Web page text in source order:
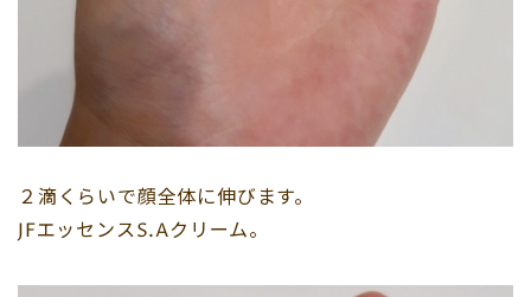
２滴くらいで顔全体に伸びます。
JFエッセンスS.Aクリーム。